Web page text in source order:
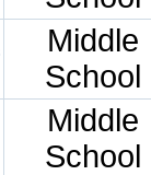
Middle
School
Middle
School